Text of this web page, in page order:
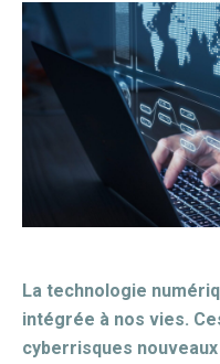
La technologie
intégrée à nos vies.
cyberrisques